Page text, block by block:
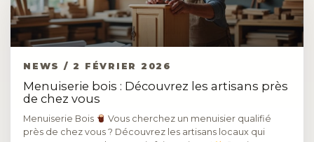
NEWS / 2 FÉVRIER 2026
Menuiserie bois : Découvrez les artisans près
de chez vous
Menuiserie Bois
Vous cherchez un menuisier qualifié
près de chez vous ? Découvrez les artisans locaux qui